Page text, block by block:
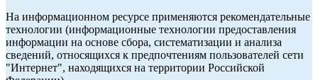
На информационном ресурсе применяются рекомендательные
технологии (информационные технологии предоставления
информации на основе сбора, систематизации и анализа
сведений, относящихся к предпочтениям пользователей сети
"Интернет", находящихся на территории Российской